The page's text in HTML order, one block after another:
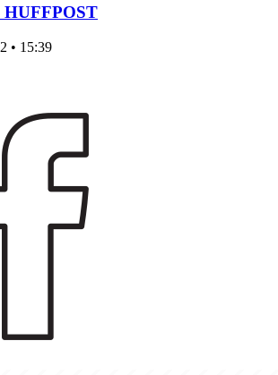
• 15:39